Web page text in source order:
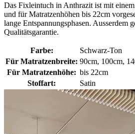
Das Fixleintuch in Anthrazit ist mit
und für Matratzenhöhen bis 22cm
lange Entspannungsphasen. Ausserdem
Qualitätsgarantie.
Farbe:
Schwarz-Ton
Für Matratzenbreite: 90cm, 100cm,
Für Matratzenhöhe: bis 22cm
Stoffart:
Satin